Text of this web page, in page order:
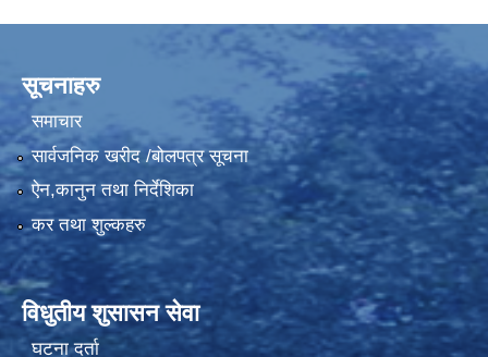
सूचनाहरु
समाचार
सार्वजनिक खरीद /बोलपत्र सूचना
ऐन,कानुन तथा निर्देशिका
कर तथा शुल्कहरु
विधुतीय शुसासन सेवा
घटना दर्ता